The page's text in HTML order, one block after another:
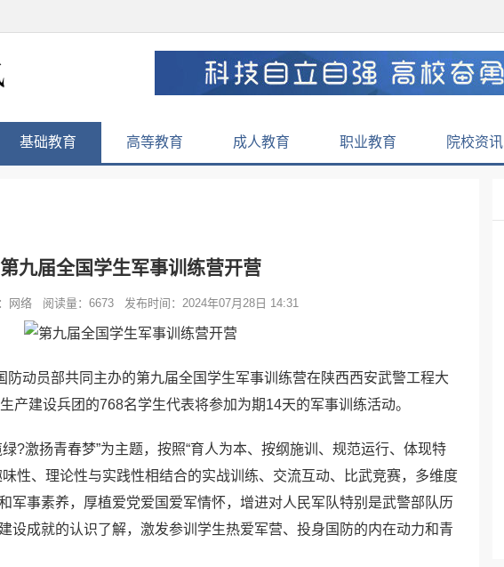
基础教育 高等教育 成人教育 职业教育 院校资讯
第九届全国学生军事训练营开营
网络 阅读量：6673 发布时间：2024年07月28日 14:31
防动员部共同主办的第九届全国学生军事训练营在陕西西安武警工程大
产建设兵团的768名学生代表将参加为期14天的军事训练活动。
?激扬青春梦”为主题，按照“育人为本、按纲施训、规范运行、体现特
性、理论性与实践性相结合的实战训练、交流互动、比武竞赛，多维度
军事素养，厚植爱党爱国爱军情怀，增进对人民军队特别是武警部队历
设成就的认识了解，激发参训学生热爱军营、投身国防的内在动力和青